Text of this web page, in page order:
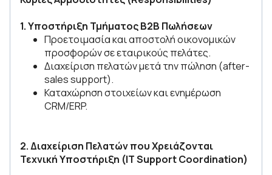
1. Υποστήριξη Τμήματος B2B Πωλήσεων
Προετοιμασία και αποστολή οικονομικών
προσφορών σε εταιρικούς πελάτες.
Διαχείριση πελατών μετά την πώληση (after-
sales support).
Καταχώρηση στοιχείων και ενημέρωση
CRM/ERP.
2. Διαχείριση Πελατών που Χρειάζονται
Τεχνική Υποστήριξη (IT Support Coordination)